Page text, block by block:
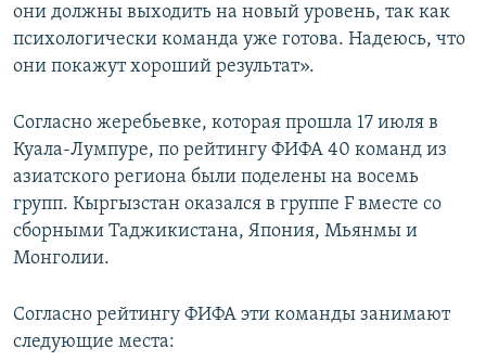
они должны выходить на новый уровень, так как
психологически команда уже готова. Надеюсь, что
они покажут хороший результат».
Согласно жеребьевке, которая прошла 17 июля в
Куала-Лумпуре, по рейтингу ФИФА 40 команд из
азиатского региона были поделены на восемь
групп. Кыргызстан оказался в группе F вместе со
сборными Таджикистана, Япония, Мьянмы и
Монголии.
Согласно рейтингу ФИФА эти команды занимают
следующие места: